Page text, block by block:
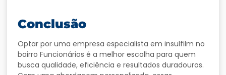
Conclusão
Optar por uma empresa especialista em insulfilm no
bairro Funcionários é a melhor escolha para quem
busca qualidade, eficiência e resultados duradouros.